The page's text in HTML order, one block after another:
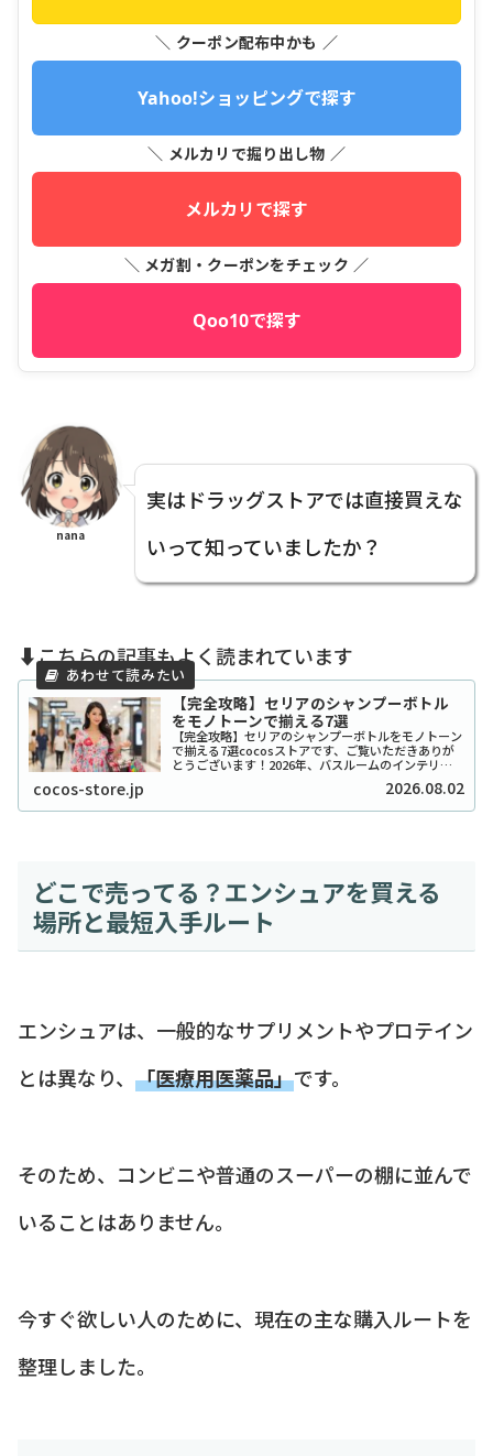
＼ クーポン配布中かも ／
Yahoo!ショッピングで探す
＼ メルカリで掘り出し物 ／
メルカリで探す
＼ メガ割・クーポンをチェック ／
Qoo10で探す
nana
実はドラッグストアでは直接買えな
いって知っていましたか？
⬇️こちらの記事もよく読まれています
【完全攻略】セリアのシャンプーボトル
をモノトーンで揃える7選
【完全攻略】セリアのシャンプーボトルをモノトーン
で揃える7選cocosストアです、ご覧いただきありが
とうございます！2026年、バスルームのインテリア
をワンランク上げたいと考えているあなたに、セリア
のシャンプーボトル（モノトーン）はまさに救...
cocos-store.jp 2026.08.02
どこで売ってる？エンシュアを買える
場所と最短入手ルート
エンシュアは、一般的なサプリメントやプロテイン
とは異なり、 「医療用医薬品」です。
そのため、コンビニや普通のスーパーの棚に並んで
いることはありません。
今すぐ欲しい人のために、現在の主な購入ルートを
整理しました。